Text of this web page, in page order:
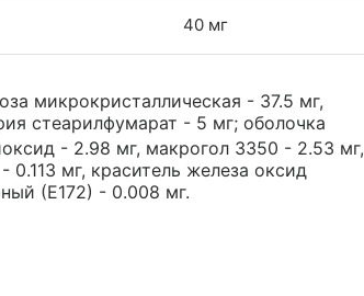
40 мг
микрокристаллическая - 37.5 мг,
стеарилфумарат - 5 мг; оболочка
- 2.98 мг, макрогол 3350 - 2.53 мг,
мг, краситель железа оксид
(Е172) - 0.008 мг.